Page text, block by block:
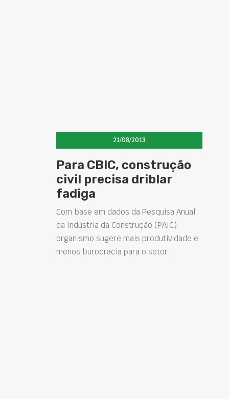
21/08/2013
Para CBIC, construção
civil precisa driblar
fadiga
Com base em dados da Pesquisa Anual
da Indústria da Construção (PAIC)
organismo sugere mais produtividade e
menos burocracia para o setor.